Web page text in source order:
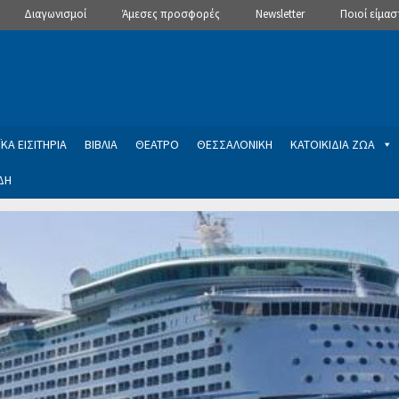
Διαγωνισμοί Άμεσες προσφορές Newsletter Ποιοί
ΕΙΣΙΤΗΡΙΑ ΒΙΒΛΙΑ ΘΕΑΤΡΟ ΘΕΣΣΑΛΟΝΙΚΗ ΚΑΤΟΙΚΙΔΙΑ ΖΩΑ
Newsletter
εγγραφής στο Newsletter του Dealistas.grΕπικοινωνία